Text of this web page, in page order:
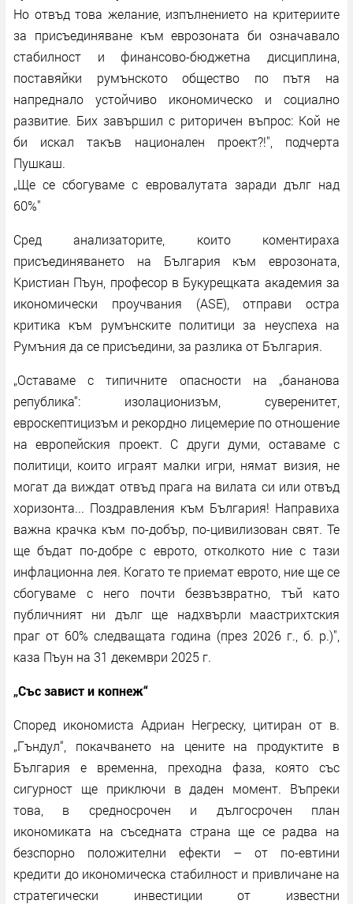
Но отвъд това желание, изпълнението на критериите
за присъединяване към еврозоната би означавало
стабилност и финансово-бюджетна дисциплина,
поставяйки румънското общество по пътя на
напреднало устойчиво икономическо и социално
развитие. Бих завършил с риторичен въпрос: Кой не
би искал такъв национален проект?!", подчерта
Пушкаш.
„Ще се сбогуваме с евровалутата заради дълг над
60%"
Сред анализаторите, които коментираха
присъединяването на България към еврозоната,
Кристиан Пъун, професор в Букурещката академия за
икономически проучвания (ASE), отправи остра
критика към румънските политици за неуспеха на
Румъния да се присъедини, за разлика от България.
„Оставаме с типичните опасности на „бананова
република“: изолационизъм, суверенитет,
евроскептицизъм и рекордно лицемерие по отношение
на европейския проект. С други думи, оставаме с
политици, които играят малки игри, нямат визия, не
могат да виждат отвъд прага на вилата си или отвъд
хоризонта... Поздравления към България! Направиха
важна крачка към по-добър, по-цивилизован свят. Те
ще бъдат по-добре с еврото, отколкото ние с тази
инфлационна лея. Когато те приемат еврото, ние ще се
сбогуваме с него почти безвъзвратно, тъй като
публичният ни дълг ще надхвърли маастрихтския
праг от 60% следващата година (през 2026 г., б. р.)",
каза Пъун на 31 декември 2025 г.
„Със завист и копнеж“
Според икономиста Адриан Негреску, цитиран от в.
„Гъндул“, покачването на цените на продуктите в
България е временна, преходна фаза, която със
сигурност ще приключи в даден момент. Въпреки
това, в средносрочен и дългосрочен план
икономиката на съседната страна ще се радва на
безспорно положителни ефекти – от по-евтини
кредити до икономическа стабилност и привличане на
стратегически инвестиции от известни